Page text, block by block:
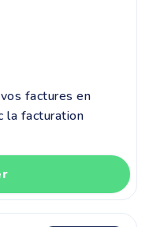
factures en
la facturation